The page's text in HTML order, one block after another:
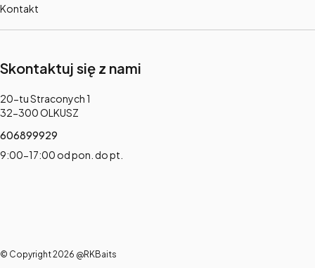
Kontakt
Skontaktuj się z nami
Adres:
20-tu Straconych 1
32-300 OLKUSZ
606899929
9:00-17:00 od pon. do pt.
© Copyright 2026 @RKBaits